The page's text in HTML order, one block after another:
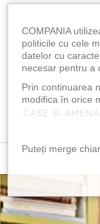
CASE ȘI
COMPANIA
politicile cu cele
datelor cu
necesar pentru a
Prin continuarea
modifica în orice
Puteți merge